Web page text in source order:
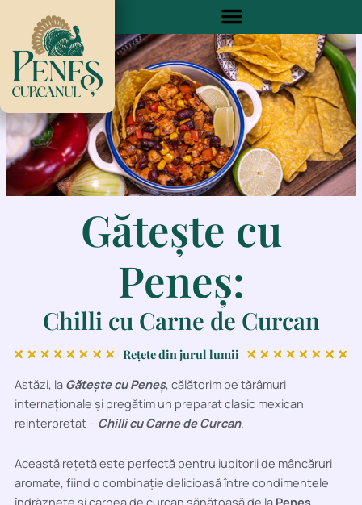
content
Gătește cu
Peneș:
Chilli cu Carne de Curcan
Rețete din jurul lumii
Astăzi, la Gătește cu Peneș, călătorim pe tărâmuri
internaționale și pregătim un preparat clasic mexican
reinterpretat – Chilli cu Carne de Curcan.
Această rețetă este perfectă pentru iubitorii de mâncăruri
aromate, fiind o combinație delicioasă între condimentele
îndrăznețe și carnea de curcan sănătoasă de laPeneș.